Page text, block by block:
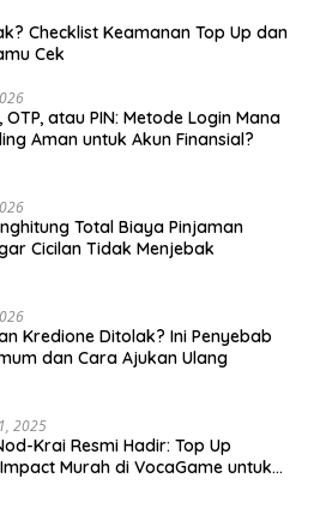
Checklist Keamanan Top Up dan
Cek
OTP, atau PIN: Metode Login Mana
Aman untuk Akun Finansial?
Total Biaya Pinjaman
Cicilan Tidak Menjebak
Kredione Ditolak? Ini Penyebab
dan Cara Ajukan Ulang
2025
Krai Resmi Hadir: Top Up
Murah di VocaGame untuk